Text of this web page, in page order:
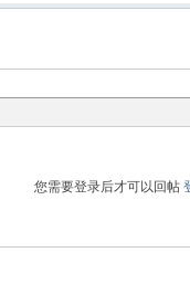
您需要登录后才可以回帖